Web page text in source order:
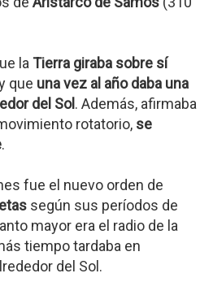
la Tierra giraba sobre sí
que una vez al año daba una
del Sol. Además, afirmaba
rotatorio, se
.
fue el nuevo orden de
según sus períodos de
mayor era el radio de la
tiempo tardaba en
del Sol.